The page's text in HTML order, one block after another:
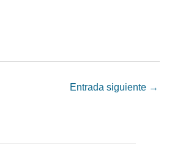
Entrada siguiente →